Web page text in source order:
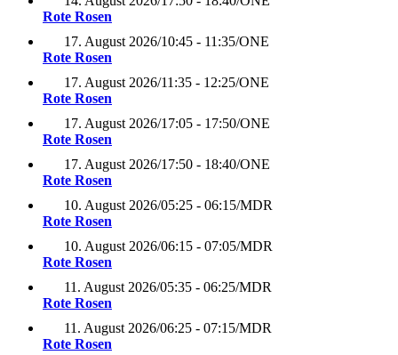
Rote Rosen
17. August 2026/10:45 - 11:35/ONE
Rote Rosen
17. August 2026/11:35 - 12:25/ONE
Rote Rosen
17. August 2026/17:05 - 17:50/ONE
Rote Rosen
17. August 2026/17:50 - 18:40/ONE
Rote Rosen
10. August 2026/05:25 - 06:15/MDR
Rote Rosen
10. August 2026/06:15 - 07:05/MDR
Rote Rosen
11. August 2026/05:35 - 06:25/MDR
Rote Rosen
11. August 2026/06:25 - 07:15/MDR
Rote Rosen